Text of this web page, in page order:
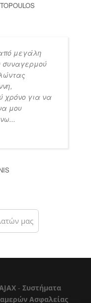
μεγάλη
συναγερμού
χρόνο για να
μου
...
μας
-Συστήματα
Ασφαλείας